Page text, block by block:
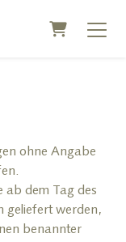
Warenkorb
ohne Angabe
ab dem Tag des
geliefert werden,
benannter